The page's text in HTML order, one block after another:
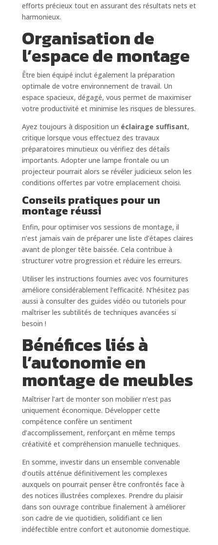
efforts précieux tout en assurant des résultats nets et
harmonieux.
Organisation de
l’espace de montage
Être bien équipé inclut également la préparation
optimale de votre environnement de travail. Un
espace spacieux, dégagé, vous permet de maximiser
votre productivité et minimise les risques de blessures.
Ayez toujours à disposition un éclairage suffisant,
critique lorsque vous effectuez des travaux
préparatoires minutieux ou vérifiez des détails
importants. Adopter une lampe frontale ou un
projecteur pourrait alors se révéler judicieux selon les
conditions offertes par votre emplacement choisi.
Conseils pratiques pour un
montage réussi
Enfin, pour optimiser vos sessions de montage, il
n’est jamais vain de préparer une liste d’étapes claires
avant de plonger tête baissée. Cela contribue à
structurer votre progression et réduire les erreurs.
Utiliser les instructions fournies avec vos fournitures
améliore considérablement l’efficacité. N’hésitez pas
aussi à consulter des guides vidéo ou tutoriels pour
maîtriser les subtilités de techniques avancées si
besoin !
Bénéfices liés à
l’autonomie en
montage de meubles
Maîtriser l’art de monter son mobilier n’est pas
uniquement économique. Développer cette
compétence confère un sentiment
d’accomplissement, renforçant en même temps
créativité et compréhension manuelle techniques.
En somme, investir dans un ensemble convenable
d’outils atténue définitivement les complexes
auxquels on pourrait penser être confrontés face à
des notices illustrées complexes. Prendre du plaisir
dans son ouvrage contribue finalement à améliorer
son cadre de vie quotidien, solidifiant ce lien
indéfectible entre confort et autonomie domestique.